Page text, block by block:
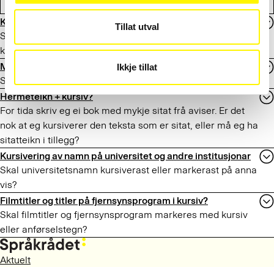
Tillat utval
Ikkje tillat
Kursiv ved navn på aviser og lignende
Skal man sette navn på aviser, blader og tidsskrifter i
kursiv, slik man gjør med boktitler?
Markering av partinavn
Skal navn på partier settes i kursiv eller hermetegn?
Hermeteikn + kursiv?
For tida skriv eg ei bok med mykje sitat frå aviser. Er det
nok at eg kursiverer den teksta som er sitat, eller må eg ha
sitatteikn i tillegg?
Kursivering av namn på universitet og andre institusjonar
Skal universitetsnamn kursiverast eller markerast på anna
vis?
Filmtitler og titler på fjernsynsprogram i kursiv?
Skal filmtitler og fjernsynsprogram markeres med kursiv
eller anførselstegn?
Aktuelt